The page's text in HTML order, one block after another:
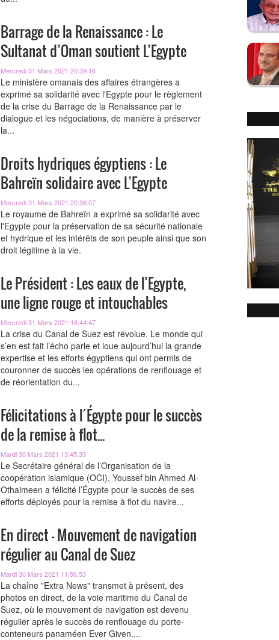
Barrage de la Renaissance : Le
Sultanat d’Oman soutient L’Egypte
Mercredi 31 Mars 2021 20:39:16
Le ministère omanais des affaires étrangères a
exprimé sa solidarité avec l'Egypte pour le règlement
de la crise du Barrage de la Renaissance par le
dialogue et les négociations, de manière à préserver
la...
Droits hydriques égyptiens : Le
Bahreïn solidaire avec L’Egypte
Mercredi 31 Mars 2021 20:38:07
Le royaume de Bahreïn a exprimé sa solidarité avec
l'Egypte pour la préservation de sa sécurité nationale
et hydrique et les intérêts de son peuple ainsi que son
droit légitime à la vie.
Le Président : Les eaux de l’Egypte,
une ligne rouge et intouchables
Mercredi 31 Mars 2021 16:44:47
La crise du Canal de Suez est révolue. Le monde qui
s’en est fait l’écho parle et loue aujourd’hui la grande
expertise et les efforts égyptiens qui ont permis de
couronner de succès les opérations de renflouage et
de réorientation du...
Félicitations à l´Égypte pour le succès
de la remise à flot...
Mardi 30 Mars 2021 13:45:33
Le Secrétaire général de l’Organisation de la
coopération islamique (OCI), Youssef bin Ahmed Al-
Othaimeen a félicité l’Égypte pour le succès de ses
efforts déployés pour la remise à flot du navire...
En direct - Mouvement de navigation
régulier au Canal de Suez
Mardi 30 Mars 2021 11:56:53
La chaîne "Extra News" transmet à présent, des
photos en direct, de la voie maritime du Canal de
Suez, où le mouvement de navigation est devenu
régulier après le succès de renflouage du porte-
conteneurs panaméen Ever Given....